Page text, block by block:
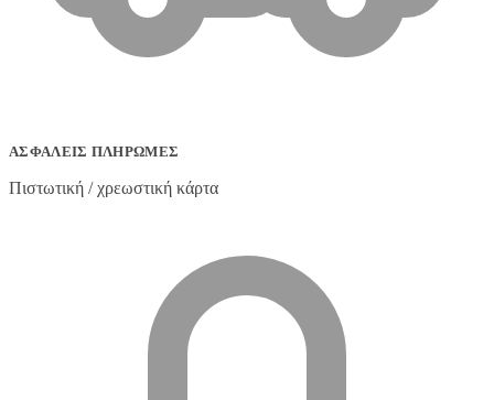
ΑΣΦΑΛΕΊΣ ΠΛΗΡΩΜΈΣ
Πιστωτική / χρεωστική κάρτα